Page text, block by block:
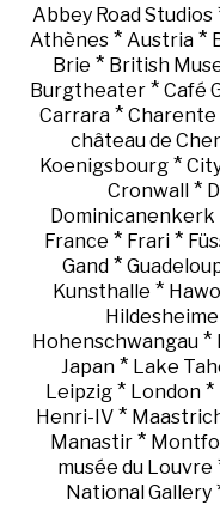
Abbey Road Studios
Athènes * Austria *
Brie * British
Burgtheater* Café
Carrara * Charente
château de
Koenigsbourg *
Cronwall *
Dominicanenkerk
France * Frari*
Gand *
Kunsthalle *
Hohenschwangau *
Japan* Lake
Leipzig* London*
Henri-IV *
Manastir *
musée du Louvre
National Gallery